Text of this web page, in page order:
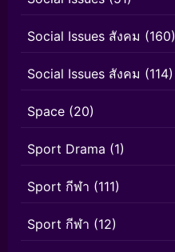
Social Issues สังคม (160)
Social Issues สังคม (114)
Space (20)
Sport Drama (1)
Sport กีฬา (111)
Sport กีฬา (12)